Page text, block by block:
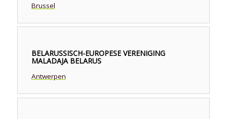
Brussel
BELARUSSISCH-EUROPESE VERENIGING
MALADAJA BELARUS
Antwerpen